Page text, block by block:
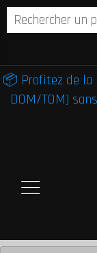
📦 Profitez de la
DOM/TOM)